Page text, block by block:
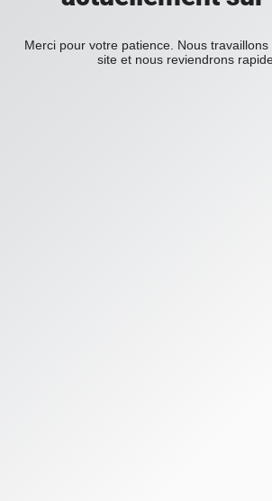
Merci pour votre patience. Nous
site et nous reviendrons